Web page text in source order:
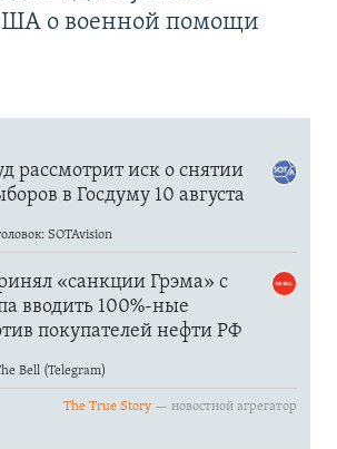
о военной помощи